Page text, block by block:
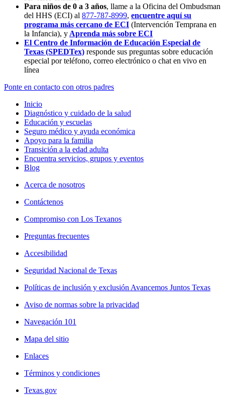
Para niños de 0 a 3 años, llame a la Oficina del Ombudsman
del HHS (ECI) al 877-787-8999, encuentre aquí su
programa más cercano de ECI (Intervención Temprana en
la Infancia), y Aprenda más sobre ECI
El Centro de Información de Educación Especial de
Texas (SPEDTex) responde sus preguntas sobre educación
especial por teléfono, correo electrónico o chat en vivo en
línea
Ponte en contacto con otros padres
Inicio
Diagnóstico y cuidado de la salud
Educación y escuelas
Seguro médico y ayuda económica
Apoyo para la familia
Transición a la edad adulta
Encuentra servicios, grupos y eventos
Blog
Acerca de nosotros
Contáctenos
Compromiso con Los Texanos
Preguntas frecuentes
Accesibilidad
Seguridad Nacional de Texas
Políticas de inclusión y exclusión Avancemos Juntos Texas
Aviso de normas sobre la privacidad
Navegación 101
Mapa del sitio
Enlaces
Términos y condiciones
Texas.gov